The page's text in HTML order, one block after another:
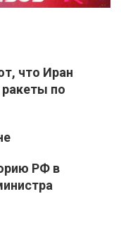
что Иран
ракеты по
РФ в